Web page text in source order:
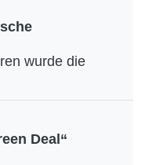
wurde die
Deal“